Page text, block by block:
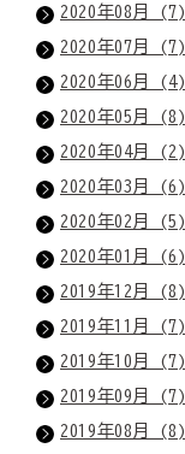
2020年08月 (7)
2020年07月 (7)
2020年06月 (4)
2020年05月 (8)
2020年04月 (2)
2020年03月 (6)
2020年02月 (5)
2020年01月 (6)
2019年12月 (8)
2019年11月 (7)
2019年10月 (7)
2019年09月 (7)
2019年08月 (8)